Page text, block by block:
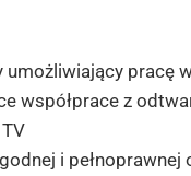
pracę
współprace z
i